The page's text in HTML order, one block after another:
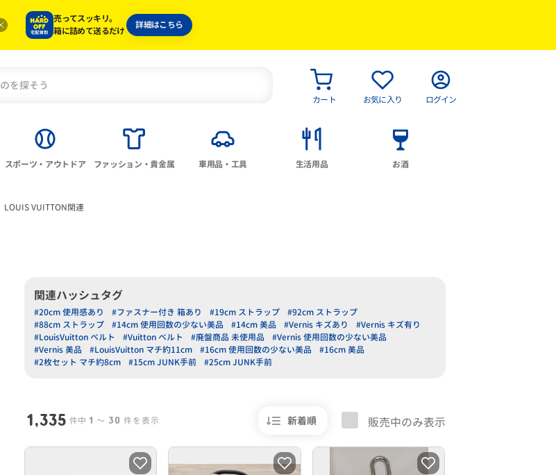
売ってスッキリ。
箱に詰めて送るだけ
詳細はこちら
カート お気に入り ログイン
スポーツ・アウトドア ファッション・貴金属 車用品・工具 生活用品 お酒
LOUIS VUITTON関連
関連ハッシュタグ
#20cm 使用感あり #ファスナー付き 箱あり #19cm ストラップ
#92cm ストラップ
#88cm ストラップ
#14cm 使用回数の少ない美品 #14cm 美品 #Vernis キズあり
#Vernis キズ有り
#LouisVuitton ベルト
#Vuitton ベルト #廃盤商品 未使用品
#Vernis 使用回数の少ない美品
#Vernis 美品
#LouisVuitton マチ約11cm #16cm 使用回数の少ない美品
#16cm 美品
#2枚セット マチ約8cm
#15cm JUNK手前 #25cm JUNK手前
1,335 件中 1 〜 30 件を表示 新着順 販売中のみ表示